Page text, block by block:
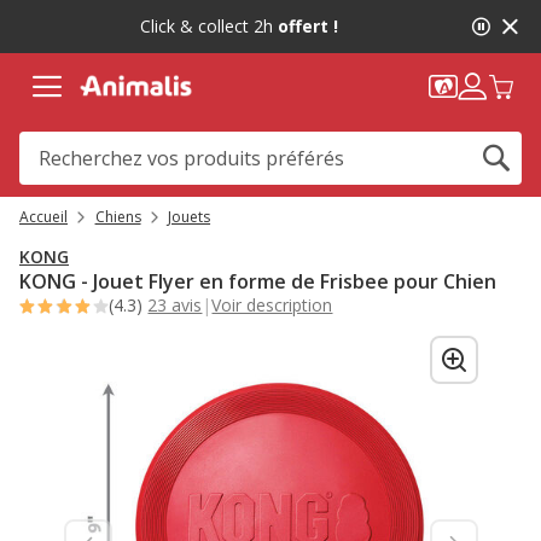
message,
Click & collect 2h offert !
Accueil Chiens Jouets
KONG
KONG - Jouet Flyer en forme de Frisbee pour Chien
(4.3) 23 avis |Voir description